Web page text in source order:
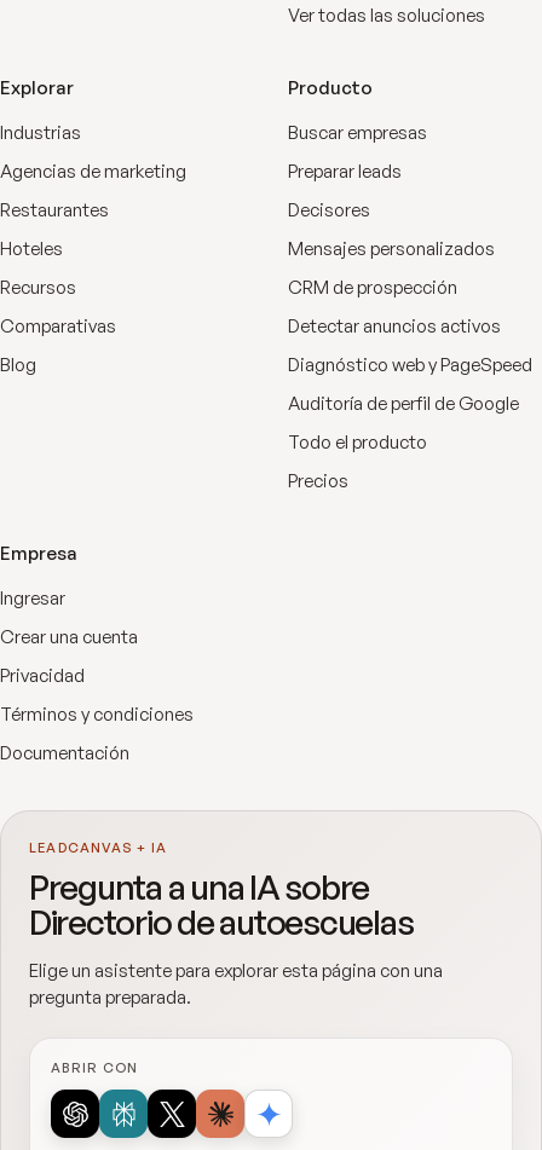
Ver todas las soluciones
Explorar
Industrias
Agencias de marketing
Restaurantes
Hoteles
Recursos
Comparativas
Blog
Producto
Buscar empresas
Preparar leads
Decisores
Mensajes personalizados
CRM de prospección
Detectar anuncios activos
Diagnóstico web y PageSpeed
Auditoría de perfil de Google
Todo el producto
Precios
Empresa
Ingresar
Crear una cuenta
Privacidad
Términos y condiciones
Documentación
LEADCANVAS + IA
Pregunta a una IA sobre
Directorio de autoescuelas
Elige un asistente para explorar esta página con una
pregunta preparada.
ABRIR CON
ChatGPTPerplexity
Grok ClaudeGoogle AI